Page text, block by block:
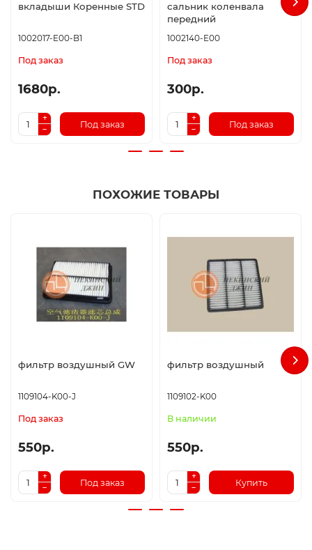
вкладыши Коренные STD
1002017-E00-B1
Под заказ
1680р.
Под заказ
сальник коленвала
передний
1002140-E00
Под заказ
300р.
Под заказ
ПОХОЖИЕ ТОВАРЫ
фильтр воздушный GW
1109104-K00-J
Под заказ
550р.
Под заказ
фильтр воздушный
1109102-K00
В наличии
550р.
Купить